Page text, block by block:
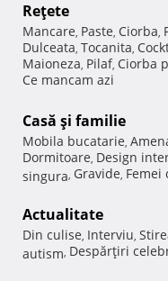
Reţete
Mancare, Paste, Ciorba,
Dulceata, Tocanita,
Maioneza, Pilaf, Ciorba
Ce mancam azi
Casă şi familie
Mobila bucatarie,
Dormitoare, Design
singura, Gravide, Femei
Actualitate
Din culise, Interviu,
autism, Despărţiri